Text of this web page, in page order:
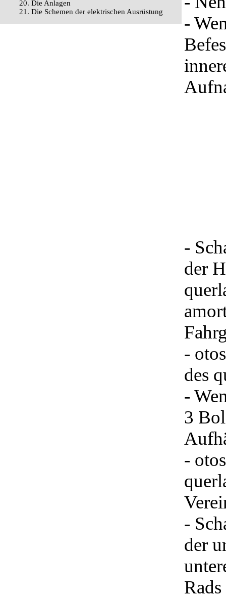
20. Die Anlagen
21. Die Schemen der elektrischen Ausrüstung
-
-
der
-
des
-
3
-
-
der
Rads